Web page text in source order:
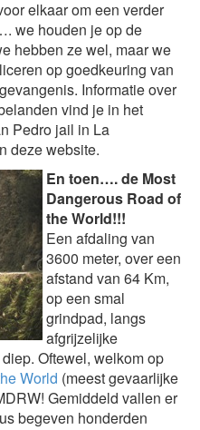
elkaar om een verder
we houden je op de
hebben ze wel, maar we
op goedkeuring van
Informatie over
vind je in het
Pedro jail in La
deze website.
En toen…. de Most
Dangerous Road of
the World!!!
Een afdaling van
3600 meter, over een
afstand van 64 Km,
op een smal
grindpad, langs
afgrijzelijke
Oftewel, welkom op
World (meest gevaarlijke
Gemiddeld vallen er
begeven honderden